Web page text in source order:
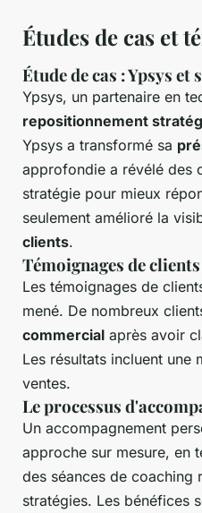
Études de cas et
Étude de cas : Ypsys
Ypsys, un partenaire en
repositionnement
Ypsys a transformé sa
approfondie a révélé des
stratégie pour mieux
seulement amélioré la
clients.
Témoignages de
Les témoignages de
mené. De nombreux
commercial après avoir
Les résultats incluent une
ventes.
Le processus
Un accompagnement
approche sur mesure, en
des séances de coaching
stratégies. Les bénéfices